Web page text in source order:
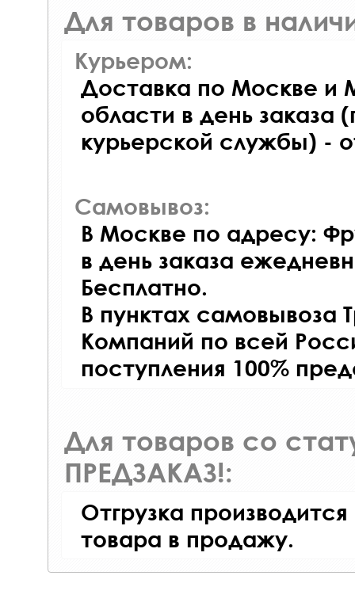
Для товаров в
Курьером:
Доставка по Москве и
области в день заказа
курьерской службы) -
Самовывоз:
В Москве по адресу:
в день заказа
Бесплатно.
В пунктах самовывоза
Компаний по всей
поступления 100%
Для товаров со
ПРЕДЗАКАЗ!:
Отгрузка
товара в продажу.